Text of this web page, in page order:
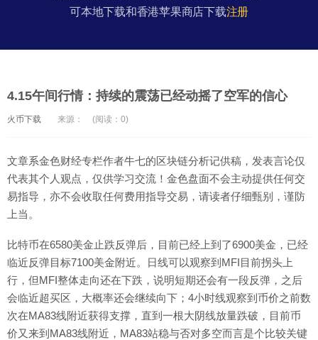
可本地下载和香港苹果商店下载注册
4.15午间行情：持续的震荡已经动摇了空军的信心
火币下载 来源： (阅读：0)
文章系金色财经专栏作者牛七的区块链分析记供稿，发表言论仅
代表其个人观点，仅供学习交流！金色盘面不会主动提供任何交
易指导，亦不会收取任何费用指导交易，请读者仔细甄别，谨防
上当。
比特币在6580美金止跌反弹后，目前已经上到了6900美金，已经
临近反弹目标7100美金附近。日线可以观察到MFI目前拐头上
行，但MFI整体走向还在下跌，说明短期还会有一段反弹，之后
会临近超买区，大概率还会继续向下；4小时线观察到币价之前数
次在MA83线附近获得支撑，直到一根大阴线放量跌破，目前币
价又来到MA83线附近，MA83站稳与否对多空而言是个比较关键